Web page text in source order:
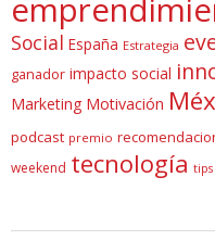
Social España Estrategia
ganador impacto social
Marketing Motivación
podcast premio
weekend tecnología tips